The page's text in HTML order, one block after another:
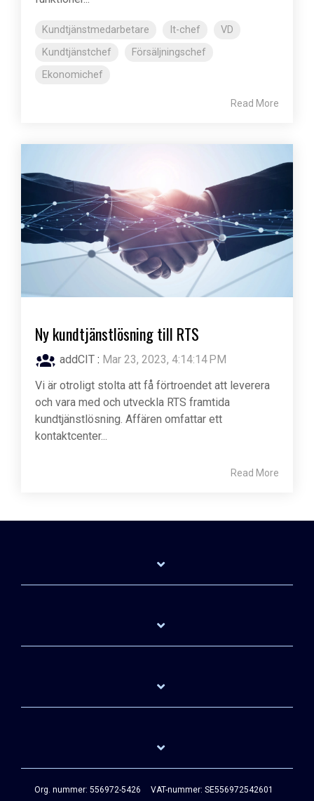
Kundtjänstmedarbetare It-chef
VD
Kundtjänstchef
Försäljningschef
Ekonomichef
Read More
Ny kundtjänstlösning till RTS
addCIT : Mar 23, 2023, 4:14:14 PM
Vi är otroligt stolta att få förtroendet att leverera
och vara med och utveckla RTS framtida
kundtjänstlösning. Affären omfattar ett
kontaktcenter...
Read More
Org. nummer: 556972-5426 VAT-nummer: SE556972542601